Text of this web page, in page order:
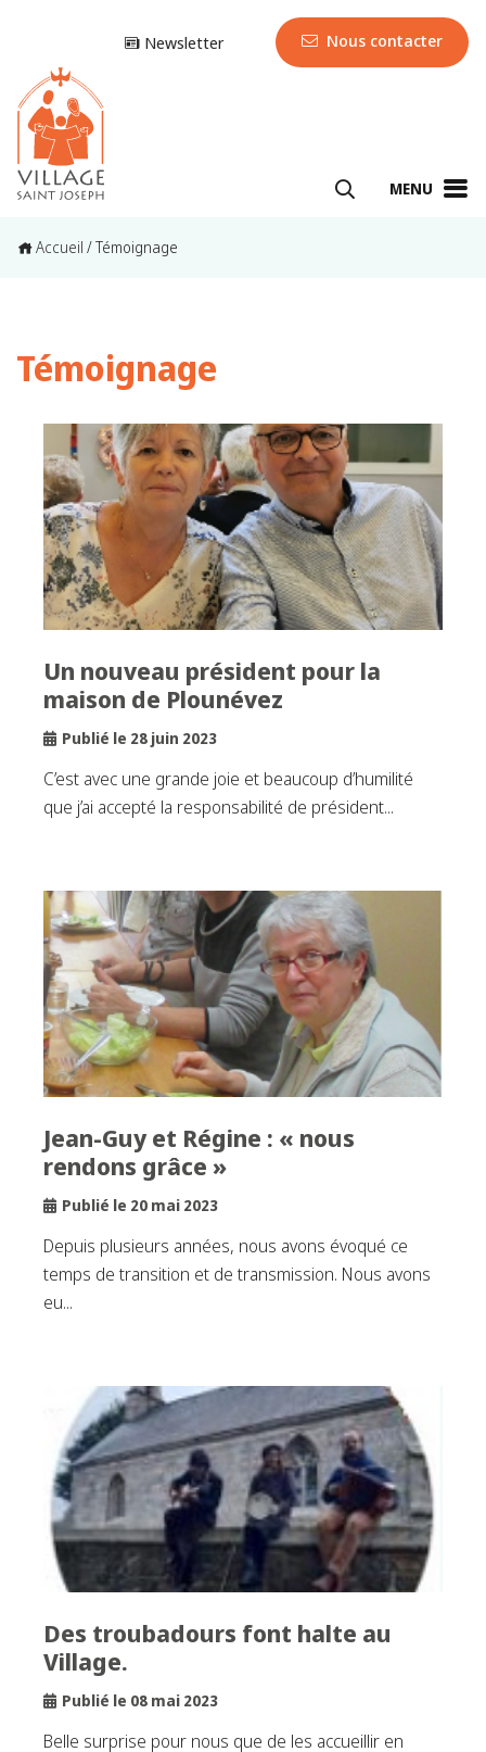
Newsletter Nous contacter
MENU
Accueil /Témoignage
Témoignage
Un nouveau président pour la
maison de Plounévez
Publié le 28 juin 2023
C’est avec une grande joie et beaucoup d’humilité
que j’ai accepté la responsabilité de président...
Jean-Guy et Régine : « nous
rendons grâce »
Publié le 20 mai 2023
Depuis plusieurs années, nous avons évoqué ce
temps de transition et de transmission. Nous avons
eu...
Des troubadours font halte au
Village.
Publié le 08 mai 2023
Belle surprise pour nous que de les accueillir en